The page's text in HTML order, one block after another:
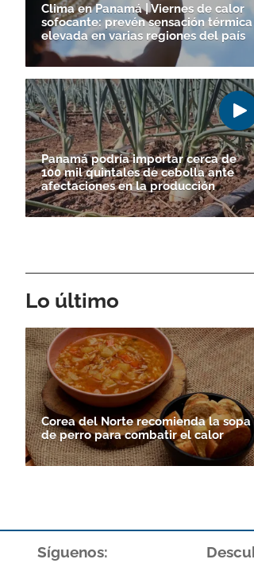
Clima en Panamá | Viernes de calor
sofocante: prevén sensación térmica
elevada en varias regiones del país
Panamá podría importar cerca de
100 mil quintales de cebolla ante
afectaciones en la producción
Lo último
Corea del Norte recomienda la sopa
de perro para combatir el calor
Síguenos: